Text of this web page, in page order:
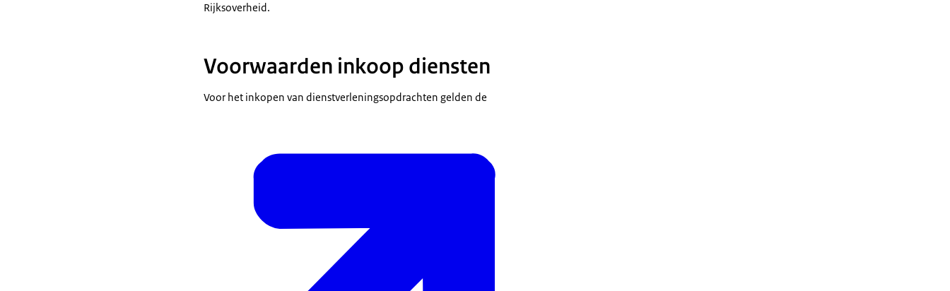
Rijksoverheid.
Voorwaarden inkoop diensten
Voor het inkopen van dienstverleningsopdrachten gelden de